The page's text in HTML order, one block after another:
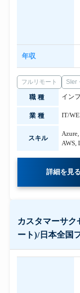
年収
フルリモート SIer
職種 イン
業種 IT/
スキル
Azure,
AWS,
詳細を見る
カスタマーサク
ート)/日本全国